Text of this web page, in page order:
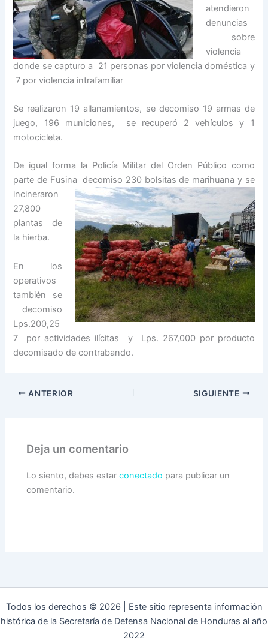
atendieron
denuncias
sobre
violencia
donde se capturo a 21 personas por violencia doméstica y
7 por violencia intrafamiliar
Se realizaron 19 allanamientos, se decomiso 19 armas de
juego, 196 municiones, se recuperó 2 vehículos y 1
motocicleta.
De igual forma la Policía Militar del Orden Público como
parte de Fusina decomiso 230 bolsitas de marihuana y se
incineraron
27,800
plantas de
la hierba.
En los
operativos
también se
decomiso
Lps.200,25
7 por actividades ilícitas y Lps. 267,000 por producto
decomisado de contrabando.
ANTERIOR SIGUIENTE
Deja un comentario
Lo siento, debes estarconectado para publicar un
comentario.
Todos los derechos © 2026 | Este sitio representa información
histórica de la Secretaría de Defensa Nacional de Honduras al año
2022